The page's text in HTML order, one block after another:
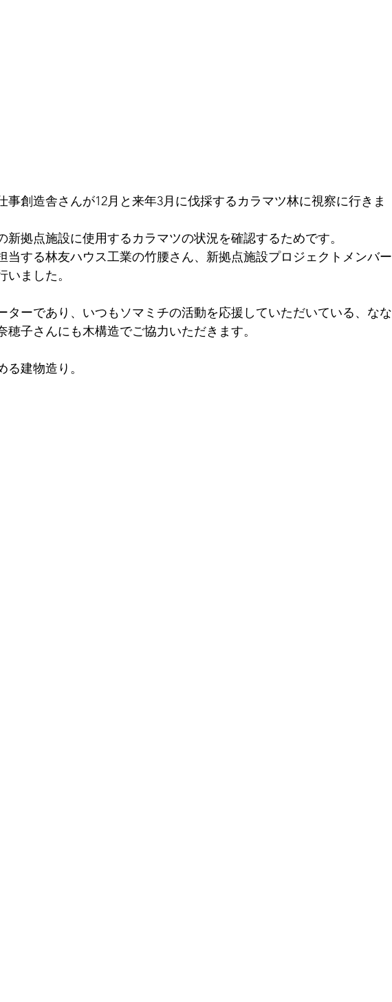
事創造舎さんが12月と来年3月に伐採するカラマツ林に視察に行きま
新拠点施設に使用するカラマツの状況を確認するためです。
当する林友ハウス工業の竹腰さん、新拠点施設プロジェクトメンバー
ました。
ターであり、いつもソマミチの活動を応援していただいている、なな
穂子さんにも木構造でご協力いただきます。
建物造り。